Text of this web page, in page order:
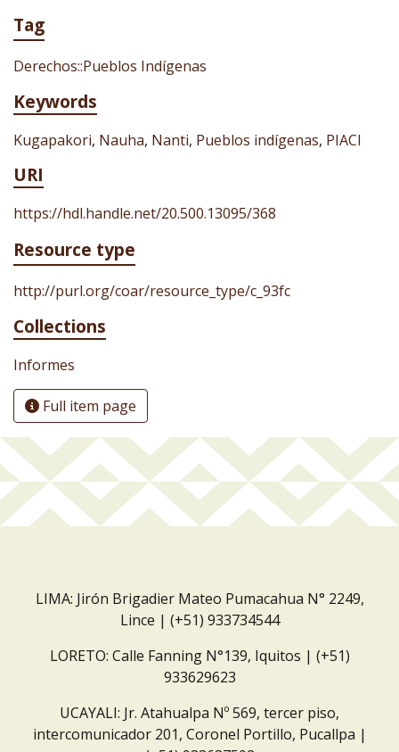
Tag
Derechos::Pueblos Indígenas
Keywords
Kugapakori, Nauha, Nanti, Pueblos indígenas, PIACI
URI
https://hdl.handle.net/20.500.13095/368
Resource type
http://purl.org/coar/resource_type/c_93fc
Collections
Informes
Full item page
LIMA: Jirón Brigadier Mateo Pumacahua N° 2249,
Lince | (+51) 933734544
LORETO: Calle Fanning N°139, Iquitos | (+51)
933629623
UCAYALI: Jr. Atahualpa Nº 569, tercer piso,
intercomunicador 201, Coronel Portillo, Pucallpa |